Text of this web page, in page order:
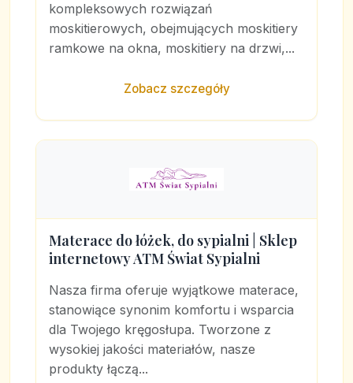
kompleksowych rozwiązań
moskitierowych, obejmujących moskitiery
ramkowe na okna, moskitiery na drzwi,...
Zobacz szczegóły
Materace do łóżek, do sypialni | Sklep
internetowy ATM Świat Sypialni
Nasza firma oferuje wyjątkowe materace,
stanowiące synonim komfortu i wsparcia
dla Twojego kręgosłupa. Tworzone z
wysokiej jakości materiałów, nasze
produkty łączą...